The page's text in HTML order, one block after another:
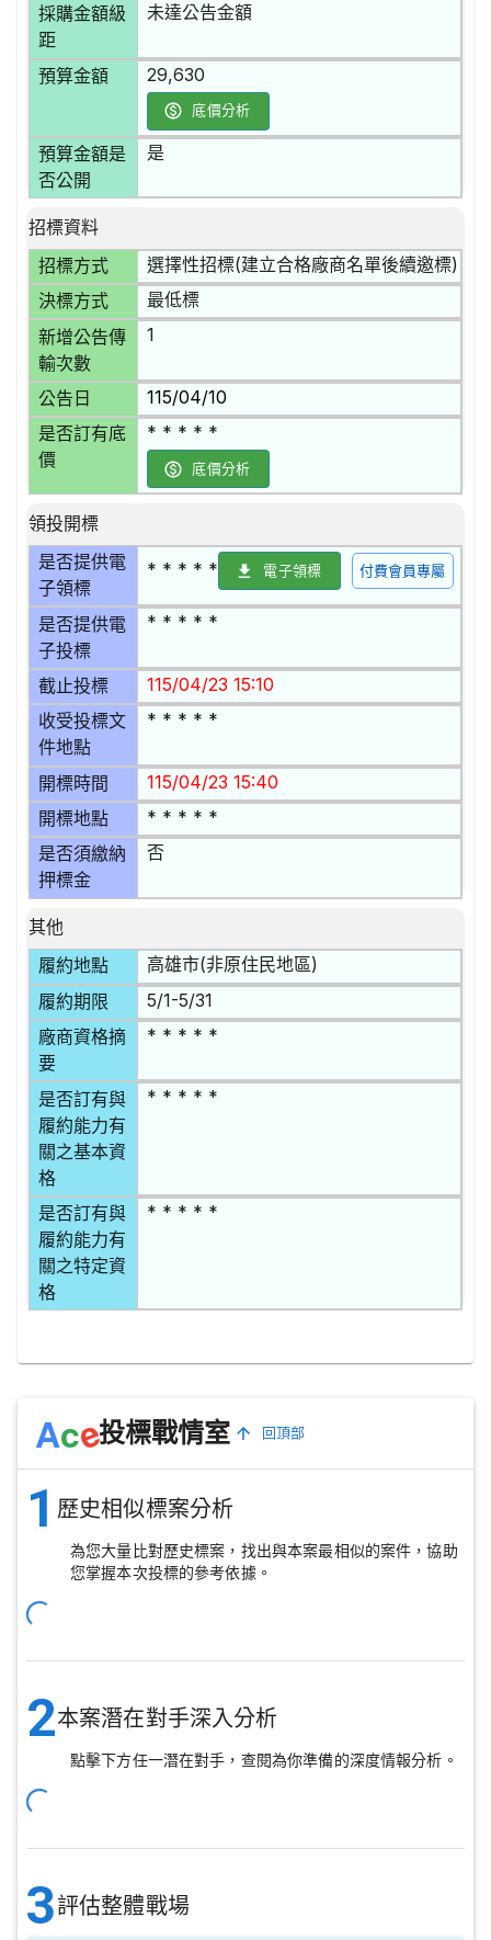
採購金額級
距
未達公告金額
預算金額 29,630
底價分析
預算金額是
否公開
是
招標資料
招標方式
選擇性招標(建立合格廠商名單後續邀標)
決標方式 最低標
新增公告傳
輸次數
1
公告日 115/04/10
是否訂有底
價
* * * * *
底價分析
領投開標
是否提供電
子領標
* * * * * 電子領標 付費會員專屬
是否提供電
子投標
* * * * *
截止投標 115/04/23 15:10
收受投標文
件地點
* * * * *
開標時間 115/04/23 15:40
開標地點 * * * * *
是否須繳納
押標金
否
其他
履約地點
高雄市(非原住民地區)
履約期限 5/1-5/31
廠商資格摘
要
* * * * *
是否訂有與
履約能力有
關之基本資
格
* * * * *
是否訂有與
履約能力有
關之特定資
格
* * * * *
Ace投標戰情室 回頂部
1 歷史相似標案分析
為您大量比對歷史標案，找出與本案最相似的案件，協助
您掌握本次投標的參考依據。
2本案潛在對手深入分析
點擊下方任一潛在對手，查閱為你準備的深度情報分析。
3評估整體戰場